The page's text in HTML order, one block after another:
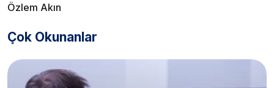
Özlem Akın
Çok Okunanlar